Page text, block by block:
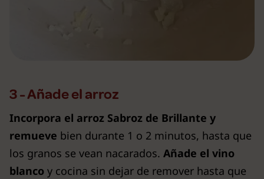
3 - Añade el arroz
Incorpora el arroz Sabroz de Brillante y
remueve bien durante 1 o 2 minutos, hasta que
los granos se vean nacarados. Añade el vino
blanco y cocina sin dejar de remover hasta que